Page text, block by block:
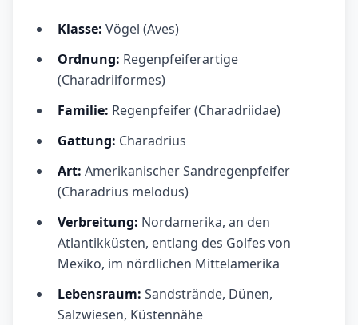
Klasse: Vögel (Aves)
Ordnung: Regenpfeiferartige
(Charadriiformes)
Familie: Regenpfeifer (Charadriidae)
Gattung: Charadrius
Art: Amerikanischer Sandregenpfeifer
(Charadrius melodus)
Verbreitung: Nordamerika, an den
Atlantikküsten, entlang des Golfes von
Mexiko, im nördlichen Mittelamerika
Lebensraum: Sandstrände, Dünen,
Salzwiesen, Küstennähe